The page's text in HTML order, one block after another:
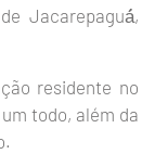
Jacarepaguá́,
residente no
todo, além da